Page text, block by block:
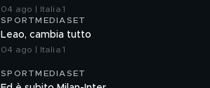
04 ago | Italia 1
SPORTMEDIASET
Leao, cambia tutto
04 ago | Italia 1
SPORTMEDIASET